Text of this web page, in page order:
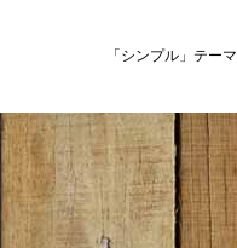
「シンプル」テー